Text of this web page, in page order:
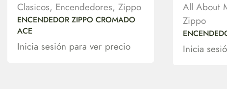
Clasicos, Encendedores, Zippo
ENCENDEDOR ZIPPO CROMADO
ACE
Inicia sesión para ver precio
All About
Zippo
Inicia